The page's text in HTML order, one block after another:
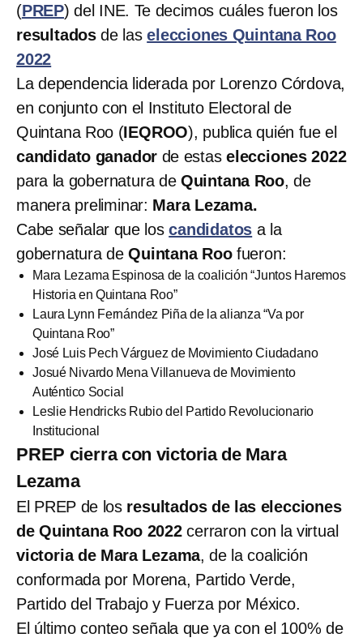
(PREP) del INE. Te decimos cuáles fueron los
resultados de laselecciones Quintana Roo
2022
La dependencia liderada por Lorenzo Córdova,
en conjunto con el Instituto Electoral de
Quintana Roo (IEQROO), publica quién fue el
candidato ganador de estaselecciones 2022
para la gobernatura de Quintana Roo, de
manera preliminar: Mara Lezama.
Cabe señalar que loscandidatos a la
gobernatura deQuintana Roofueron:
Mara Lezama Espinosa de la coalición “Juntos Haremos
Historia en Quintana Roo”
Laura Lynn Fernández Piña de la alianza “Va por
Quintana Roo”
José Luis Pech Várguez de Movimiento Ciudadano
Josué Nivardo Mena Villanueva de Movimiento
Auténtico Social
Leslie Hendricks Rubio del Partido Revolucionario
Institucional
PREP cierra con victoria de Mara
Lezama
El PREP de los resultados de las elecciones
de Quintana Roo 2022cerraron con la virtual
victoria de Mara Lezama, de la coalición
conformada por Morena, Partido Verde,
Partido del Trabajo y Fuerza por México.
El último conteo señala que ya con el 100% de